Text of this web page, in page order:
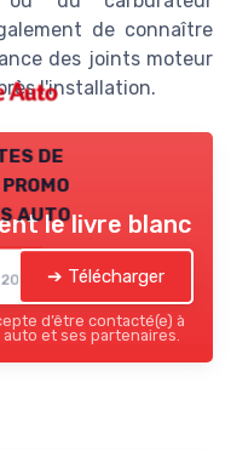
de connaître
des joints moteur
l'installation.
de
auto
le livre blanc
➔ Télécharger
d’être contacté(e) à
et ses partenaires.